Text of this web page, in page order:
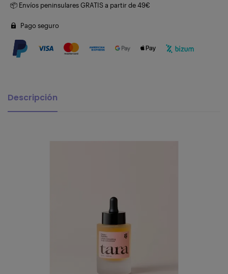
📦 Envíos peninsulares GRATIS a partir de 49€
Pago seguro
Descripción